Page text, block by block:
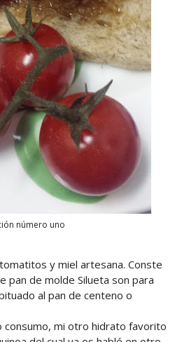
número uno
y miel artesana. Conste
pan de molde Silueta son para
al pan de centeno o
consumo, mi otro hidrato favorito